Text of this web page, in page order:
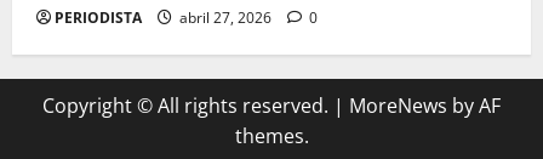
PERIODISTA abril 27, 2026 0
Copyright © All rights reserved. | MoreNews by AF
themes.